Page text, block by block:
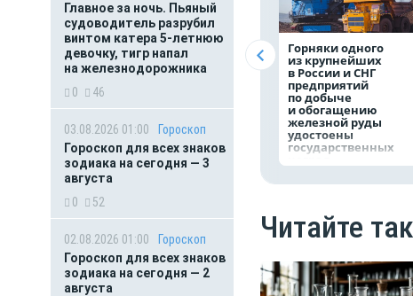
Главное за ночь. Пьяный
судоводитель разрубил
винтом катера 5-летнюю
девочку, тигр напал
на железнодорожника
0
46
03.08.2026 01:00
Гороскоп
Гороскоп для всех знаков
зодиака на сегодня — 3
августа
0
52
02.08.2026 01:00
Гороскоп
Гороскоп для всех знаков
зодиака на сегодня — 2
августа
Горняки одного
из крупнейших
в России и СНГ
предприятий
по добыче
и обогащению
железной руды
удостоены
государственных
наград
Читайте